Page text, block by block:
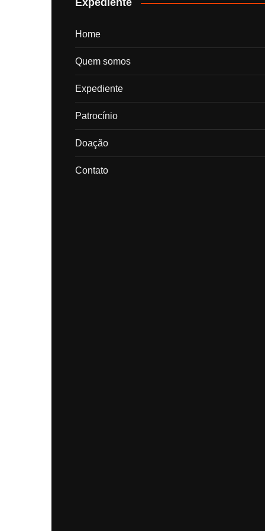
Expediente
Home
Quem somos
Expediente
Patrocínio
Doação
Contato